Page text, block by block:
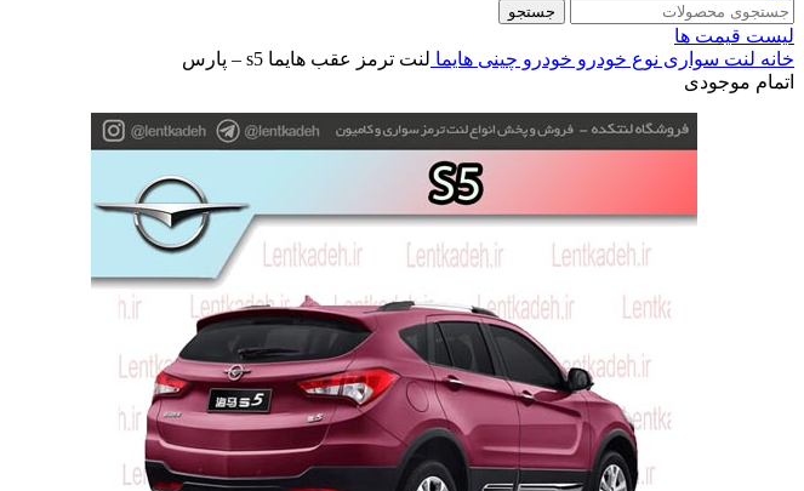
جستجو
لیست قیمت ها
خانه لنت سواری نوع خودرو خودرو چینی هایما لنت ترمز عقب هایما s5 – پارس
اتمام موجودی